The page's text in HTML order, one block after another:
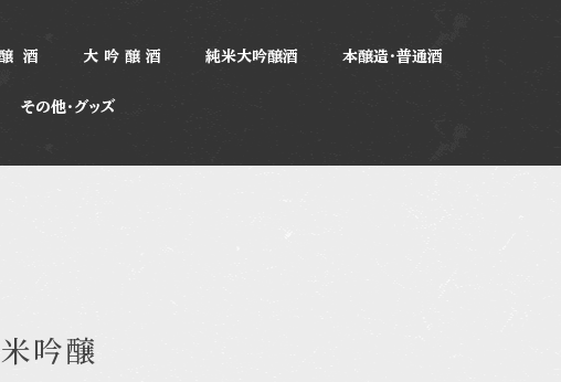
酒 大 吟 醸 酒 純米大吟醸酒 本醸造・普通酒
その他・グッズ
吟醸